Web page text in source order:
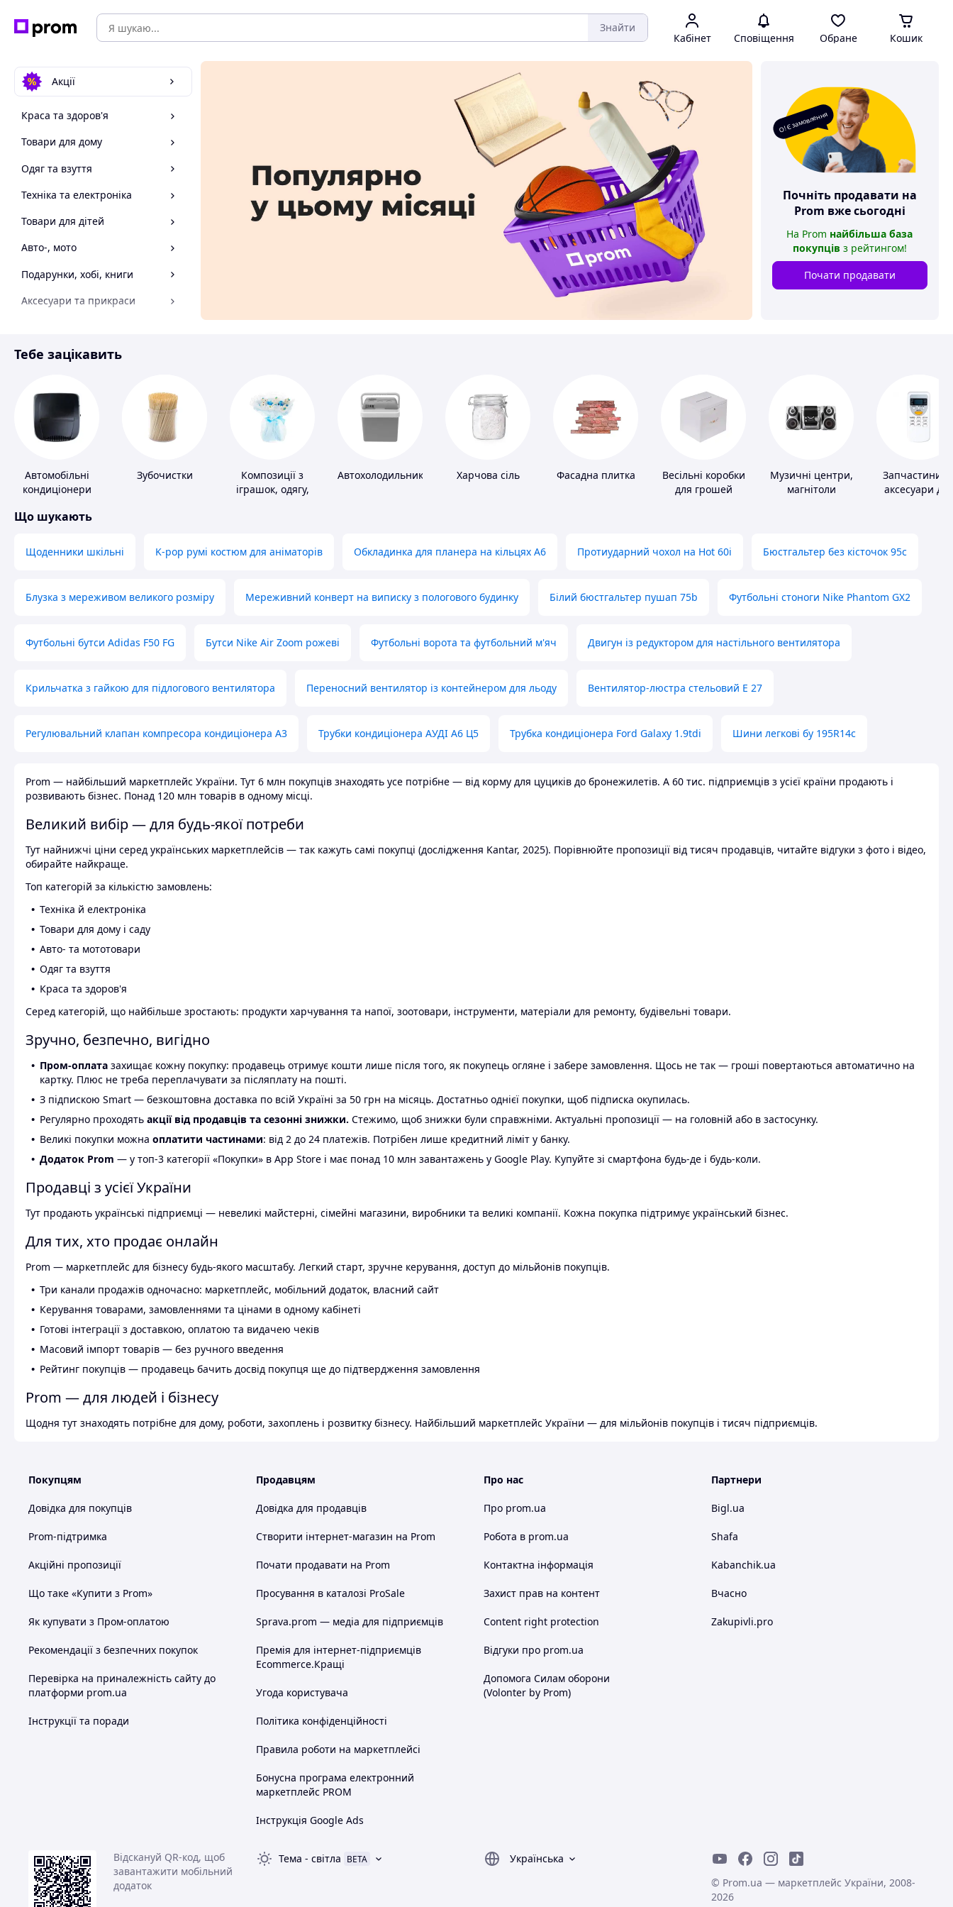
Знайти
Кабінет Сповіщення Обране Кошик
Акції
Краса та здоров'я
Товари для дому
Одяг та взуття
Техніка та електроніка
Товари для дітей
Авто-, мото
Подарунки, хобі, книги
Аксесуари та прикраси
Спорт і відпочинок
О! Є замовлення
Почніть продавати на
Prom вже сьогодні
На Prom найбільша база
покупців з рейтингом!
Почати продавати
Тебе зацікавить
Автомобільні
кондиціонери
Зубочистки
Композиції з
іграшок, одягу,
Автохолодильники Харчова сіль Фасадна плитка
Весільні коробки
для грошей
Музичні центри,
магнітоли
Запчастини
аксесуари для
Що шукають
Щоденники шкільні K-pop румі костюм для аніматорів Обкладинка для планера на кільцях А6 Протиударний чохол на Hot 60i Бюстгальтер без кісточок 95с
Блузка з мереживом великого розміру Мереживний конверт на виписку з пологового будинку Білий бюстгальтер пушап 75b Футбольні стоноги Nike Phantom GX2
Футбольні бутси Adidas F50 FG Бутси Nike Air Zoom рожеві Футбольні ворота та футбольний м'яч Двигун із редуктором для настільного вентилятора
Крильчатка з гайкою для підлогового вентилятора Переносний вентилятор із контейнером для льоду Вентилятор-люстра стельовий E 27
Регулювальний клапан компресора кондиціонера А3 Трубки кондиціонера АУДІ А6 Ц5 Трубка кондиціонера Ford Galaxy 1.9tdi Шини легкові бу 195R14c
Prom — найбільший маркетплейс України. Тут 6 млн покупців знаходять усе потрібне — від корму для цуциків до бронежилетів. А 60 тис. підприємців з усієї країни продають і
розвивають бізнес. Понад 120 млн товарів в одному місці.
Великий вибір — для будь-якої потреби
Тут найнижчі ціни серед українських маркетплейсів — так кажуть самі покупці (дослідження Kantar, 2025). Порівнюйте пропозиції від тисяч продавців, читайте відгуки з фото і відео,
обирайте найкраще.
Топ категорій за кількістю замовлень:
Техніка й електроніка
Товари для дому і саду
Авто- та мототовари
Одяг та взуття
Краса та здоров'я
Серед категорій, що найбільше зростають: продукти харчування та напої, зоотовари, інструменти, матеріали для ремонту, будівельні товари.
Зручно, безпечно, вигідно
Пром-оплата захищає кожну покупку: продавець отримує кошти лише після того, як покупець огляне і забере замовлення. Щось не так — гроші повертаються автоматично на
картку. Плюс не треба переплачувати за післяплату на пошті.
З підпискою Smart — безкоштовна доставка по всій Україні за 50 грн на місяць. Достатньо однієї покупки, щоб підписка окупилась.
Регулярно проходять акції від продавців та сезонні знижки. Стежимо, щоб знижки були справжніми. Актуальні пропозиції — на головній або в застосунку.
Великі покупки можна оплатити частинами: від 2 до 24 платежів. Потрібен лише кредитний ліміт у банку.
Додаток Prom — у топ-3 категорії «Покупки» в App Store і має понад 10 млн завантажень у Google Play. Купуйте зі смартфона будь-де і будь-коли.
Продавці з усієї України
Тут продають українські підприємці — невеликі майстерні, сімейні магазини, виробники та великі компанії. Кожна покупка підтримує український бізнес.
Для тих, хто продає онлайн
Prom — маркетплейс для бізнесу будь-якого масштабу. Легкий старт, зручне керування, доступ до мільйонів покупців.
Три канали продажів одночасно: маркетплейс, мобільний додаток, власний сайт
Керування товарами, замовленнями та цінами в одному кабінеті
Готові інтеграції з доставкою, оплатою та видачею чеків
Масовий імпорт товарів — без ручного введення
Рейтинг покупців — продавець бачить досвід покупця ще до підтвердження замовлення
Prom — для людей і бізнесу
Щодня тут знаходять потрібне для дому, роботи, захоплень і розвитку бізнесу. Найбільший маркетплейс України — для мільйонів покупців і тисяч підприємців.
Покупцям
Довідка для покупців
Prom-підтримка
Акційні пропозиції
Що таке «Купити з Prom»
Як купувати з Пром-оплатою
Рекомендації з безпечних покупок
Перевірка на приналежність сайту до
платформи prom.ua
Інструкції та поради
Продавцям
Довідка для продавців
Створити інтернет-магазин на Prom
Почати продавати на Prom
Просування в каталозі ProSale
Sprava.prom — медіа для підприємців
Премія для інтернет-підприємців
Ecommerce.Кращі
Угода користувача
Політика конфіденційності
Правила роботи на маркетплейсі
Бонусна програма електронний
маркетплейс PROM
Інструкція Google Ads
Про нас
Про prom.ua
Робота в prom.ua
Контактна інформація
Захист прав на контент
Content right protection
Відгуки про prom.ua
Допомога Силам оборони
(Volonter by Prom)
Партнери
Bigl.ua
Shafa
Kabanchik.ua
Вчасно
Zakupivli.pro
Відскануй QR-код, щоб
завантажити мобільний
додаток
Тема - світла BETA
Українська
© Prom.ua — маркетплейс України, 2008-
2026